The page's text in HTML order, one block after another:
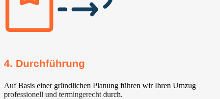
4. Durchführung
Auf Basis einer gründlichen Planung führen wir Ihren Umzug
professionell und termingerecht durch.